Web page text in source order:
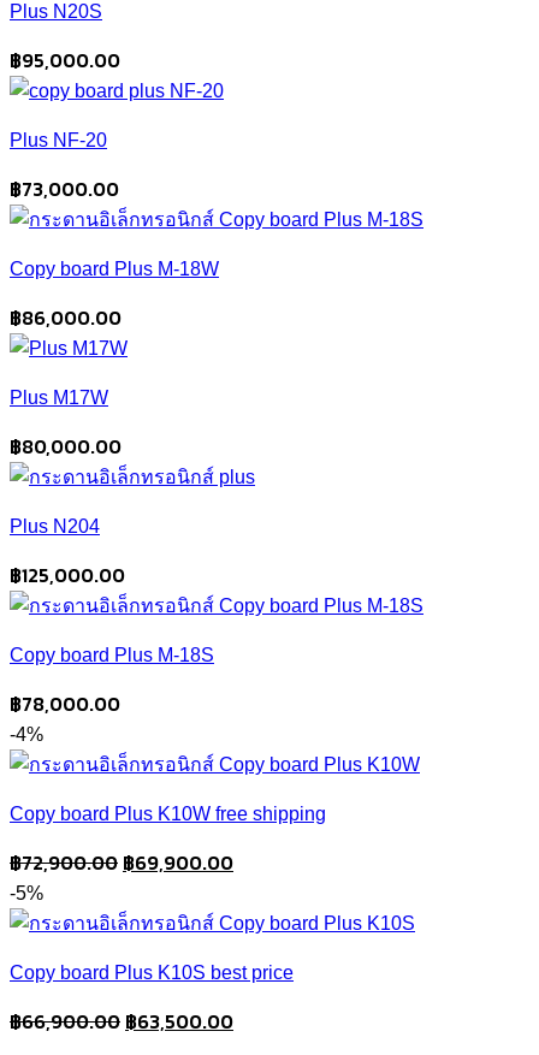
Plus N20S
฿95,000.00
Plus NF-20
฿73,000.00
Copy board Plus M-18W
฿86,000.00
Plus M17W
฿80,000.00
Plus N204
฿125,000.00
Copy board Plus M-18S
฿78,000.00
-4%
Copy board Plus K10W free shipping
฿72,900.00 Original
was:
฿69,900.00Current
is:
-5%
Copy board Plus K10S best price
฿66,900.00 Original
฿63,500.00Current